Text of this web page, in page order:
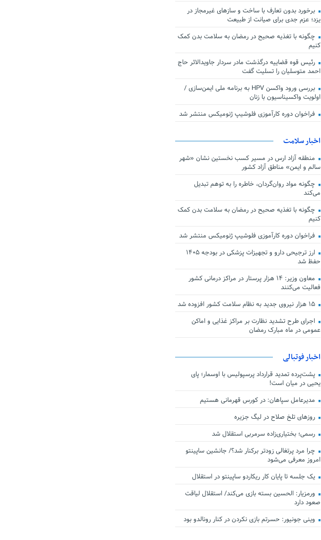
برخورد بدون تعارف با ساخت‌ و سازهای غیرمجاز در
یزد؛ عزم جدی برای صیانت از طبیعت
چگونه با تغذیه صحیح در رمضان به سلامت بدن کمک
کنیم
رئیس قوه قضاییه درگذشت مادر سردار جاویدالاثر حاج
احمد متوسلیان را تسلیت گفت
بررسی ورود واکسن HPV به برنامه ملی ایمن‌سازی /
اولویت واکسیناسیون با زنان
فراخوان دوره کارآموزی فلوشیپ ژنومیکس منتشر شد
اخبار سلامت
منطقه آزاد ارس در مسیر کسب نخستین نشان «شهر
سالم و ایمن» مناطق آزاد کشور
چگونه مواد روان‌گردان، خاطره را به توهم تبدیل
می‌کند
چگونه با تغذیه صحیح در رمضان به سلامت بدن کمک
کنیم
فراخوان دوره کارآموزی فلوشیپ ژنومیکس منتشر شد
ارز ترجیحی دارو و تجهیزات پزشکی در بودجه ۱۴۰۵
حفظ شد
معاون وزیر: ۱۴ هزار پرستار در مراکز درمانی کشور
فعالیت می‌کنند
۱۵ هزار نیروی جدید به نظام سلامت کشور افزوده شد
اجرای طرح تشدید نظارت بر مراکز غذایی و اماکن
عمومی در ماه مبارک رمضان
اخبار فوتبالی
پشت‌پرده تمدید قرارداد پرسپولیس با اوسمار؛ پای
یحیی در میان است!
مدیرعامل سپاهان: در کورس قهرمانی هستیم
روزهای تلخ صلاح در لیگ جزیره
رسمی؛ بختیاری‌زاده سرمربی استقلال شد
چرا مرد پرتغالی زودتر برکنار شد؟/ جانشین ساپینتو
امروز معرفی می‌شود
یک جلسه تا پایان کار ریکاردو ساپینتو در استقلال
ورمزیار: الحسین بسته بازی می‌کند/ استقلال لیاقت
صعود دارد
وینی جونیور: حسرتم بازی نکردن در کنار رونالدو بود